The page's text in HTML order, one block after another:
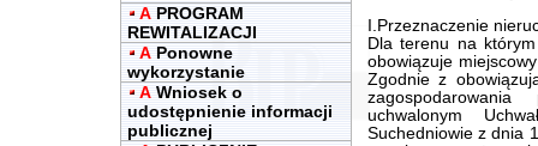
A PROGRAM
REWITALIZACJI
A Ponowne
wykorzystanie
A Wniosek o
udostępnienie informacji
publicznej
I.Przeznaczenie
Dla terenu na
obowiązuje
Zgodnie z
uchwalonym
Suchedniowie z dnia